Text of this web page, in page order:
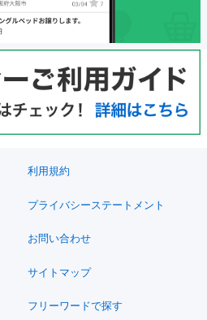
利用規約
プライバシーステートメント
お問い合わせ
サイトマップ
フリーワードで探す